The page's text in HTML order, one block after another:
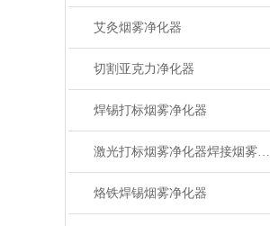
艾灸烟雾净化器
切割亚克力净化器
焊锡打标烟雾净化器
激光打标烟雾净化器焊接烟雾净化器
烙铁焊锡烟雾净化器